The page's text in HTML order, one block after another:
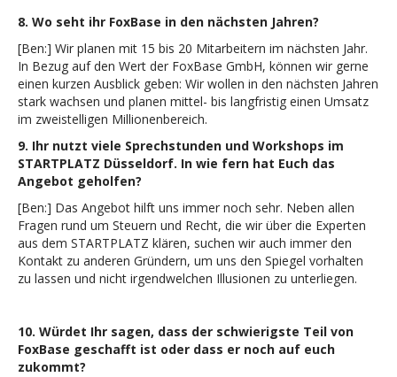
8. Wo seht ihr FoxBase in den nächsten Jahren?
[Ben:] Wir planen mit 15 bis 20 Mitarbeitern im nächsten Jahr.
In Bezug auf den Wert der FoxBase GmbH, können wir gerne
einen kurzen Ausblick geben: Wir wollen in den nächsten Jahren
stark wachsen und planen mittel- bis langfristig einen Umsatz
im zweistelligen Millionenbereich.
9. Ihr nutzt viele Sprechstunden und Workshops im
STARTPLATZ Düsseldorf. In wie fern hat Euch das
Angebot geholfen?
[Ben:] Das Angebot hilft uns immer noch sehr. Neben allen
Fragen rund um Steuern und Recht, die wir über die Experten
aus dem STARTPLATZ klären, suchen wir auch immer den
Kontakt zu anderen Gründern, um uns den Spiegel vorhalten
zu lassen und nicht irgendwelchen Illusionen zu unterliegen.
10. Würdet Ihr sagen, dass der schwierigste Teil von
FoxBase geschafft ist oder dass er noch auf euch
zukommt?